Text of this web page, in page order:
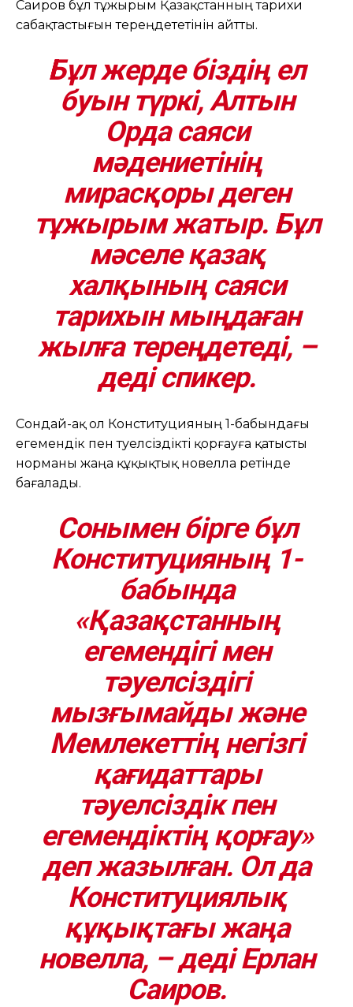
Саиров бұл тұжырым Қазақстанның тарихи
сабақтастығын тереңдететінін айтты.
Бұл жерде біздің ел
буын түркі, Алтын
Орда саяси
мәдениетінің
мирасқоры деген
тұжырым жатыр. Бұл
мәселе қазақ
халқының саяси
тарихын мыңдаған
жылға тереңдетеді, –
деді спикер.
Сондай-ақ ол Конституцияның 1-бабындағы
егемендік пен тәуелсіздікті қорғауға қатысты
норманы жаңа құқықтық новелла ретінде
бағалады.
Сонымен бірге бұл
Конституцияның 1-
бабында
«Қазақстанның
егемендігі мен
тәуелсіздігі
мызғымайды және
Мемлекеттің негізгі
қағидаттары
тәуелсіздік пен
егемендіктің қорғау»
деп жазылған. Ол да
Конституциялық
құқықтағы жаңа
новелла, – деді Ерлан
Саиров.